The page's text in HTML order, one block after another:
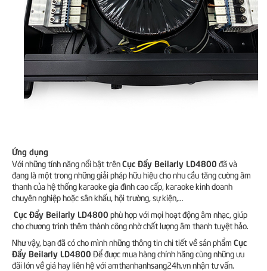
Ứng dụng
Với những tính năng nổi bật trênCục Đẩy Beilarly LD4800 đã và
đang là một trong những giải pháp hữu hiệu cho nhu cầu tăng cường âm
thanh của hệ thống karaoke gia đình cao cấp, karaoke kinh doanh
chuyên nghiệp hoặc sân khấu, hội trường, sự kiện,…
Cục Đẩy Beilarly LD4800 phù hợp với mọi hoạt động âm nhạc, giúp
cho chương trình thêm thành công nhờ chất lượng âm thanh tuyệt hảo.
Như vậy, bạn đã có cho mình những thông tin chi tiết về sản phẩm Cục
Đẩy Beilarly LD4800 Để được mua hàng chính hãng cùng những ưu
đãi lớn về giá hay liên hệ với amthanhanhsang24h.vn nhận tư vấn.